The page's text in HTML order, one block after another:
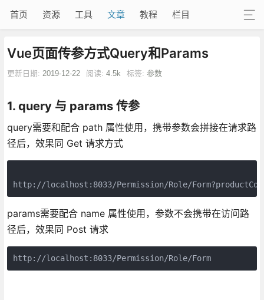
首页 资源 工具 文章 教程 栏目
Vue页面传参方式Query和Params
更新日期: 2019-12-22 阅读: 4.5k 标签: 参数
1. query 与 params 传参
query需要和配合 path 属性使用，携带参数会拼接在请求路
径后，效果同 Get 请求方式
params需要配合 name 属性使用，参数不会携带在访问路
径后，效果同 Post 请求
http://localhost:8033/Permission/Role/Form